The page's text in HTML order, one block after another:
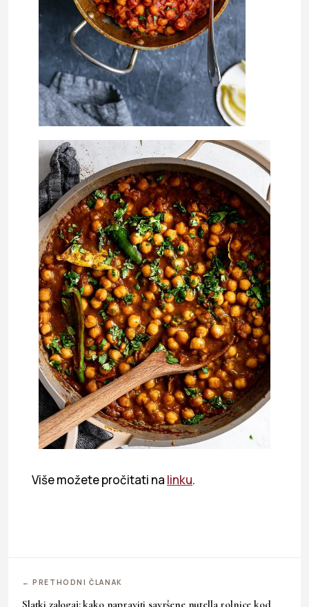
Više možete pročitati na linku.
← PRETHODNI ČLANAK
Slatki zalogaj: kako napraviti savršene nutella rolnice kod